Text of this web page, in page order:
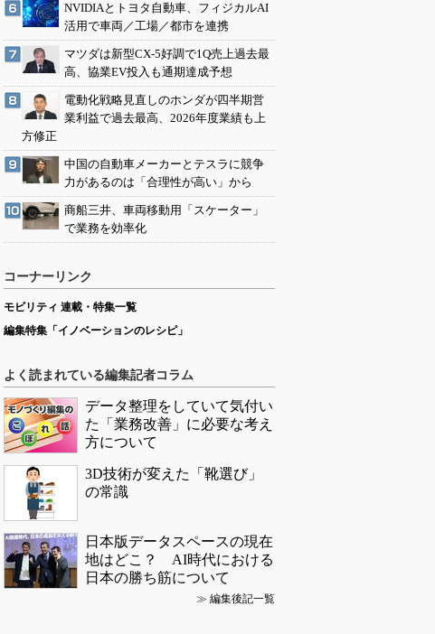
NVIDIAとトヨタ自動車、フィジカルAI
活用で車両／工場／都市を連携
マツダは新型CX-5好調で1Q売上過去最
高、協業EV投入も通期達成予想
電動化戦略見直しのホンダが四半期営
業利益で過去最高、2026年度業績も上
方修正
中国の自動車メーカーとテスラに競争
力があるのは「合理性が高い」から
商船三井、車両移動用「スケーター」
で業務を効率化
コーナーリンク
モビリティ 連載・特集一覧
編集特集「イノベーションのレシピ」
よく読まれている編集記者コラム
データ整理をしていて気付い
た「業務改善」に必要な考え
方について
3D技術が変えた「靴選び」
の常識
日本版データスペースの現在
地はどこ？ AI時代における
日本の勝ち筋について
≫ 編集後記一覧